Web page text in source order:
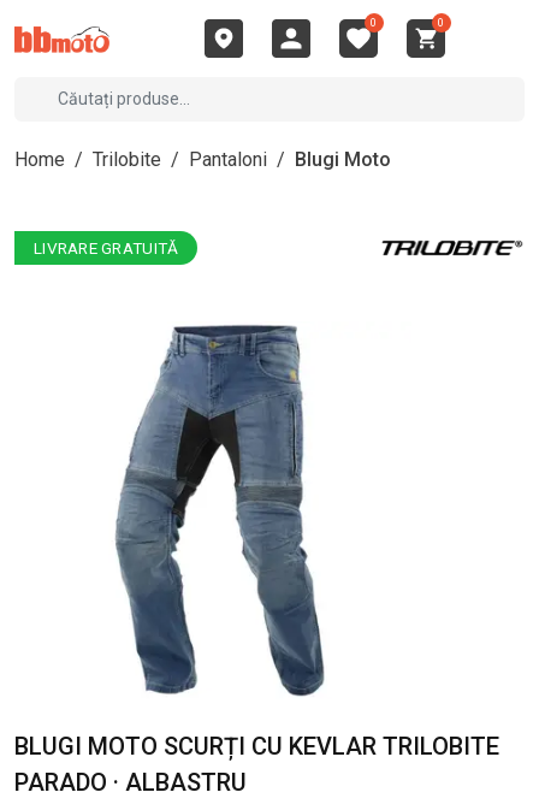
0 0
Home / Trilobite / Pantaloni / Blugi Moto
LIVRARE GRATUITĂ
BLUGI MOTO SCURȚI CU KEVLAR TRILOBITE
PARADO · ALBASTRU